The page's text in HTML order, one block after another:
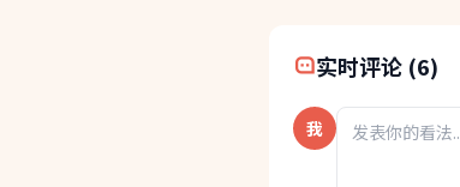
实时评论 (6)
我